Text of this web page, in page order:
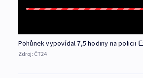
Pohůnek vypovídal 7,5 hodiny na policii
Zdroj: ČT24